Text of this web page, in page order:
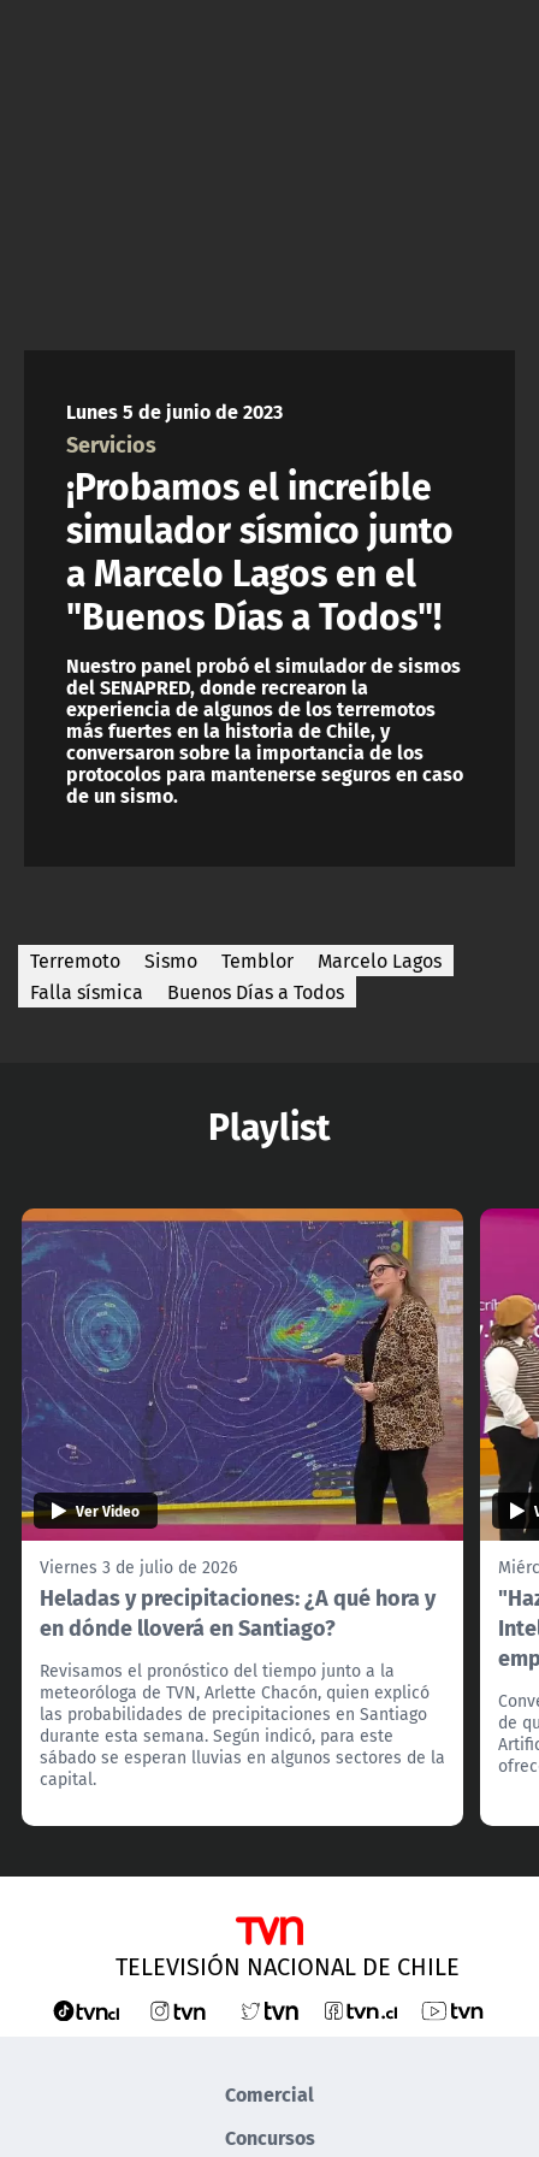
Lunes 5 de junio de 2023
Servicios
¡Probamos el increíble
simulador sísmico junto
a Marcelo Lagos en el
"Buenos Días a Todos"!
Nuestro panel probó el simulador de sismos
del SENAPRED, donde recrearon la
experiencia de algunos de los terremotos
más fuertes en la historia de Chile, y
conversaron sobre la importancia de los
protocolos para mantenerse seguros en caso
de un sismo.
Terremoto Sismo Temblor
Marcelo Lagos
Falla sísmica
Buenos Días a Todos
Playlist
Ver Video
Viernes 3 de julio de 2026
Heladas y precipitaciones: ¿A qué hora y
en dónde lloverá en Santiago?
Revisamos el pronóstico del tiempo junto a la
meteoróloga de TVN, Arlette Chacón, quien explicó
las probabilidades de precipitaciones en Santiago
durante esta semana. Según indicó, para este
sábado se esperan lluvias en algunos sectores de la
capital.
de
TELEVISIÓN NACIONAL DE CHILE
Comercial
Concursos